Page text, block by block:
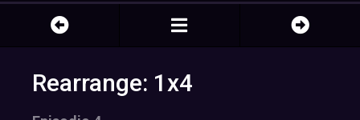
Rearrange: 1x4